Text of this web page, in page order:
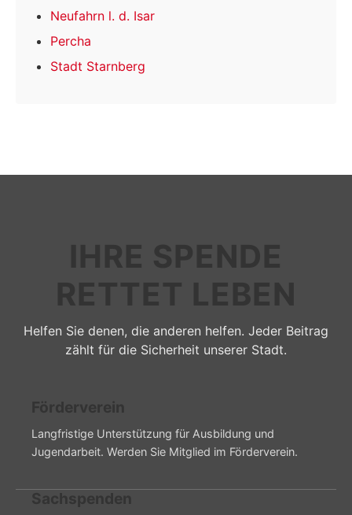
Neufahrn l. d. Isar
Percha
Stadt Starnberg
IHRE SPENDE
RETTET LEBEN
Helfen Sie denen, die anderen helfen. Jeder Beitrag
zählt für die Sicherheit unserer Stadt.
Förderverein
Langfristige Unterstützung für Ausbildung und
Jugendarbeit. Werden Sie Mitglied im Förderverein.
Sachspenden